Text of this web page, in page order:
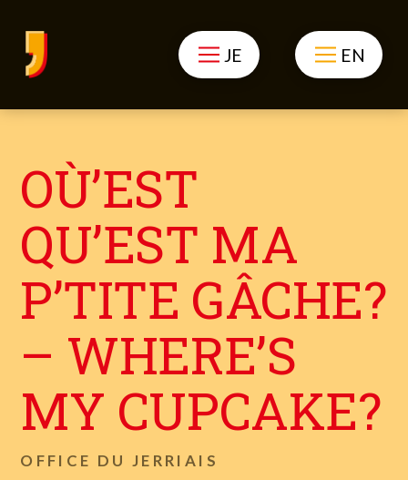
JE EN
OÙ’EST
QU’EST MA
P’TITE GÂCHE?
– WHERE’S
MY CUPCAKE?
OFFICE DU JERRIAIS